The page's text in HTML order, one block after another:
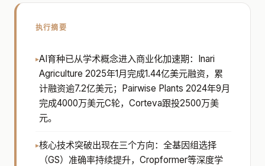
执行摘要
AI育种已从学术概念进入商业化加速期：Inari
Agriculture 2025年1月完成1.44亿美元融资，累
计融资逾7.2亿美元；Pairwise Plants 2024年9月
完成4000万美元C轮，Corteva跟投2500万美
元。
核心技术突破出现在三个方向：全基因组选择
（GS）准确率持续提升，Cropformer等深度学